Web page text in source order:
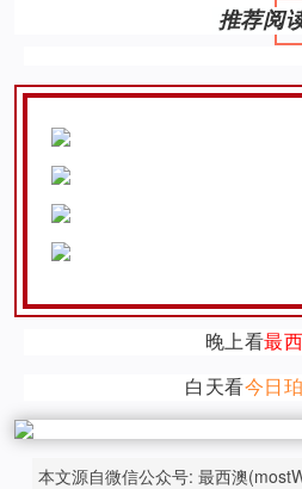
推荐阅
晚上看最
白天看今日
本文源自微信公众号: 最西澳